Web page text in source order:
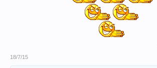
18/7/15